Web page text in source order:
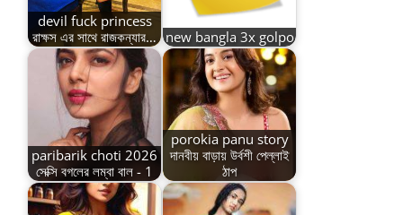
devil fuck princess
রাক্ষস এর সাথে রাজকন্যার… new bangla 3x golpo
paribarik choti 2026
সেক্সি বগলের লম্বা বাল - 1
porokia panu story
দানবীয় বাড়ায় উর্বশী পেল্লাই
ঠাপ